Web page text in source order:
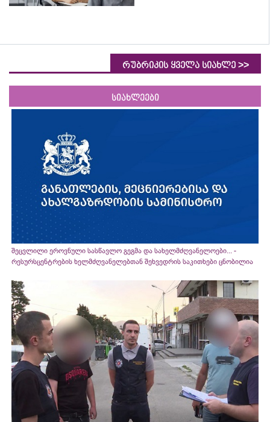
რუბრიკის ყველა სიახლე >>
სიახლეები
შეცვლილი ეროვნული სასწავლო გეგმა და სახელმძღვანელოები... -
რესურსცენტრების ხელმძღვანელებთან შეხვედრის საკითხები ცნობილია